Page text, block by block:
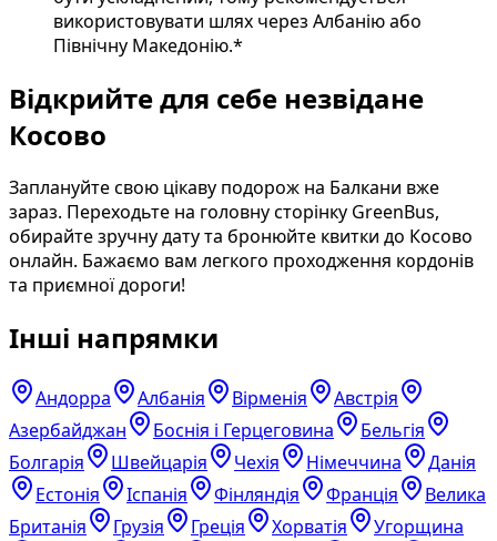
використовувати шлях через Албанію або
Північну Македонію.*
Відкрийте для себе незвідане
Косово
Заплануйте свою цікаву подорож на Балкани вже
зараз. Переходьте на головну сторінку GreenBus,
обирайте зручну дату та бронюйте квитки до Косово
онлайн. Бажаємо вам легкого проходження кордонів
та приємної дороги!
Інші напрямки
Андорра Албанія Вірменія
Австрія
Азербайджан
Боснія і Герцеговина
Бельгія
Болгарія
Швейцарія Чехія Німеччина
Данія
Естонія
Іспанія Фінляндія Франція
Велика
Британія
Грузія Греція Хорватія
Угорщина